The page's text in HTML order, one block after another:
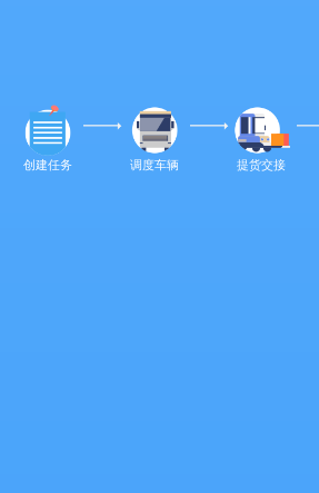
创建任务 调度车辆 提货交接